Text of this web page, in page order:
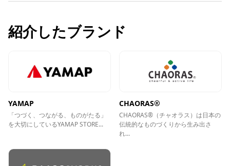
紹介したブランド
YAMAP
「つづく、つながる、ものがたる」
を大切にしているYAMAP STORE...
CHAORAS®
CHAORAS®（チャオラス）は日本の
伝統的なものづくりから生み出さ
れ...